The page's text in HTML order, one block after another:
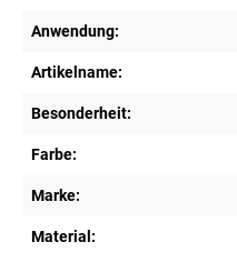
Anwendung:
Artikelname:
Besonderheit:
Farbe:
Marke:
Material: